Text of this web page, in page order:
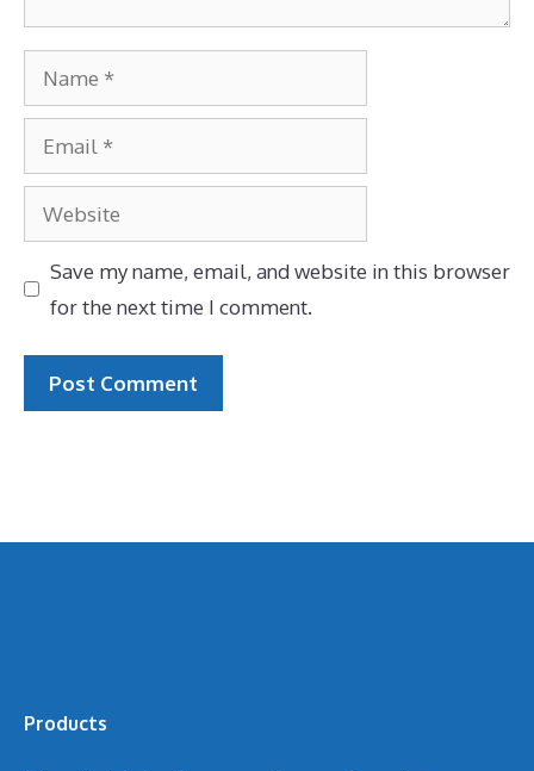
Save my name, email, and website in this browser
for the next time I comment.
Products